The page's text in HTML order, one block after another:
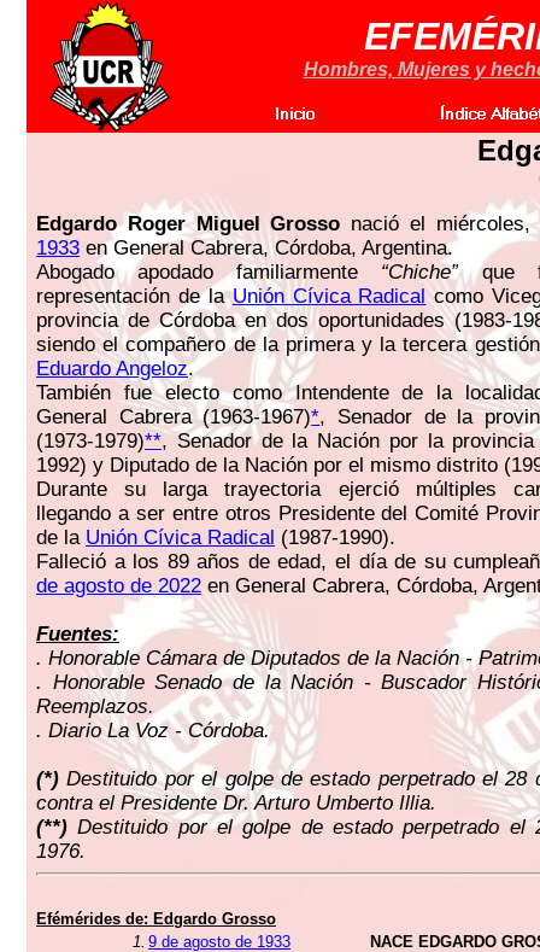
Hombres, Mujeres y
Edgardo Roger Miguel Grosso nació el miércoles,
1933 en General Cabrera, Córdoba, Argentina.
Abogado apodado familiarmente “Chiche”que
representación de laUnión Cívica Radical como
provincia de Córdoba en dos oportunidades (1983-
siendo el compañero de la primera y la tercera
Eduardo Angeloz.
También fue electo como Intendente de la
General Cabrera (1963-1967)*, Senador de la
(1973-1979)**, Senador de la Nación por la provincia
1992) y Diputado de la Nación por el mismo distrito
Durante su larga trayectoria ejerció múltiples
llegando a ser entre otros Presidente del Comité
de la Unión Cívica Radical (1987-1990).
Falleció a los 89 años de edad, el día de su
de agosto de 2022 en General Cabrera, Córdoba,
Fuentes:
. Honorable Cámara de Diputados de la Nación -
. Honorable Senado de la Nación - Buscador
Reemplazos.
. Diario La Voz - Córdoba.
(*) Destituido por el golpe de estado perpetrado el 28
contra el Presidente Dr. Arturo Umberto Illia.
(**) Destituido por el golpe de estado perpetrado el
1976.
Efémérides de: Edgardo Grosso
1. 9 de agosto de 1933
NACE EDGARDO